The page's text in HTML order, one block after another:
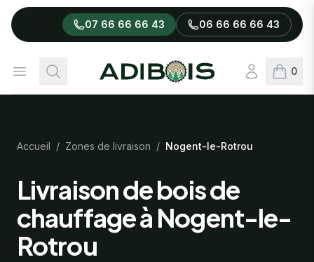
07 66 66 66 43 06 66 66 66 43
Ouvrir le menu
RechercherAdibois Connexion
0
articles
Accueil / Zones de livraison / Nogent-le-Rotrou
Livraison de bois de
chauffage à Nogent-le-
Rotrou